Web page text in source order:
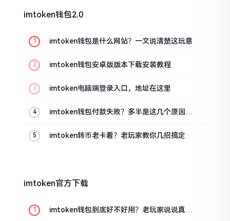
imtoken钱包2.0
imtoken钱包是什么网站？一文说清楚这玩意
imtoken钱包安卓版版本下载安装教程
imtoken电脑端登录入口，地址在这里
imtoken钱包付款失败？多半是这几个原因闹
imtoken转币老卡着？老玩家教你几招搞定
imtoken官方下载
imtoken钱包到底好不好用？老玩家说说真实